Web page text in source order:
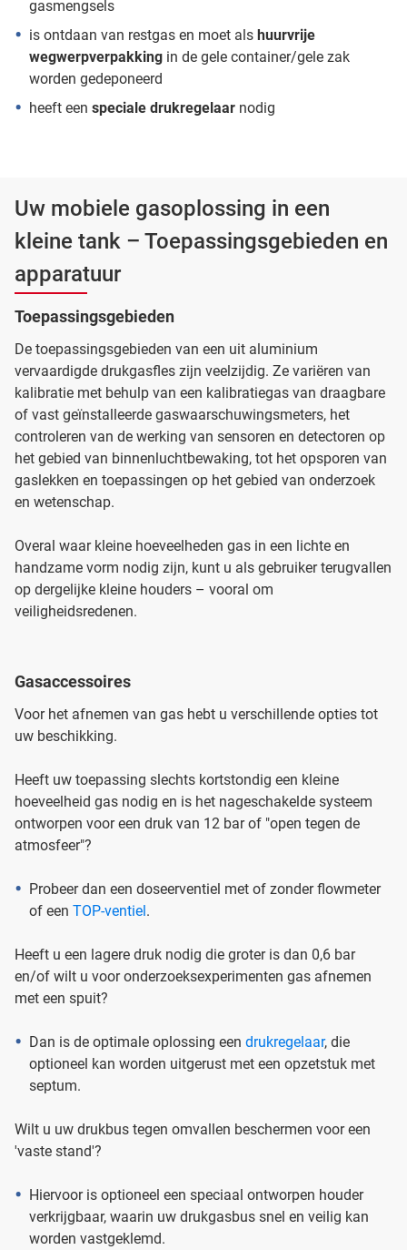
gasmengsels
is ontdaan van restgas en moet als huurvrije
wegwerpverpakking in de gele container/gele zak
worden gedeponeerd
heeft een speciale drukregelaar nodig
Uw mobiele gasoplossing in een
kleine tank – Toepassingsgebieden en
apparatuur
Toepassingsgebieden
De toepassingsgebieden van een uit aluminium
vervaardigde drukgasfles zijn veelzijdig. Ze variëren van
kalibratie met behulp van een kalibratiegas van draagbare
of vast geïnstalleerde gaswaarschuwingsmeters, het
controleren van de werking van sensoren en detectoren op
het gebied van binnenluchtbewaking, tot het opsporen van
gaslekken en toepassingen op het gebied van onderzoek
en wetenschap.
Overal waar kleine hoeveelheden gas in een lichte en
handzame vorm nodig zijn, kunt u als gebruiker terugvallen
op dergelijke kleine houders – vooral om
veiligheidsredenen.
Gasaccessoires
Voor het afnemen van gas hebt u verschillende opties tot
uw beschikking.
Heeft uw toepassing slechts kortstondig een kleine
hoeveelheid gas nodig en is het nageschakelde systeem
ontworpen voor een druk van 12 bar of "open tegen de
atmosfeer"?
Probeer dan een doseerventiel met of zonder flowmeter
of een TOP-ventiel.
Heeft u een lagere druk nodig die groter is dan 0,6 bar
en/of wilt u voor onderzoeksexperimenten gas afnemen
met een spuit?
Dan is de optimale oplossing een drukregelaar, die
optioneel kan worden uitgerust met een opzetstuk met
septum.
Wilt u uw drukbus tegen omvallen beschermen voor een
'vaste stand'?
Hiervoor is optioneel een speciaal ontworpen houder
verkrijgbaar, waarin uw drukgasbus snel en veilig kan
worden vastgeklemd.